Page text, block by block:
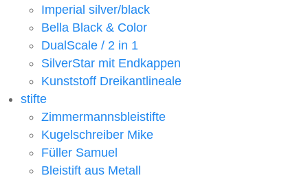
Imperial silver/black
Bella Black & Color
DualScale / 2 in 1
SilverStar mit Endkappen
Kunststoff Dreikantlineale
stifte
Zimmermannsbleistifte
Kugelschreiber Mike
Füller Samuel
Bleistift aus Metall